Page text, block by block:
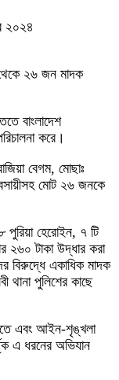
২০২৪
থেকে ২৬ জন মাদক
বাংলাদেশ
করে।
বেগম, মোছাঃ
মোট ২৬ জনকে
হেরোইন, ৭ টি
২৬০ টাকা উদ্ধার করা
বিরুদ্ধে একাধিক মাদক
থানা পুলিশের কাছে
এবং আইন-শৃঙ্খলা
এ ধরনের অভিযান